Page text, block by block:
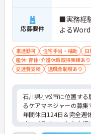
応募要件
■実務経
よる
車通勤可 住宅手当・補助 日
産休･育休･介護休暇取得実績あり
交通費支給
退職金制度あり
石川県小松市に位置す
るケアマネジャーの募集
年間休日124日＆完全週
す。プライベートを大